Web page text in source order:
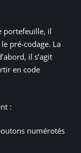
portefeuille, il
pré-codage. La
il s’agit
en code
:
numérotés